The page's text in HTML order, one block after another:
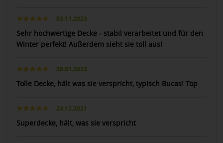
03.11.2023
Sehr hochwertige Decke - stabil verarbeitet und für den
Winter perfekt! Außerdem sieht sie toll aus!
28.01.2023
Tolle Decke, hält was sie verspricht, typisch Bucas! Top
24.12.2021
Superdecke, hält, was sie verspricht